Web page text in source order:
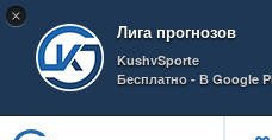
×
Лига прогнозов
KushvSporte
Бесплатно - В Google